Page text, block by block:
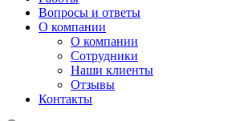
Вопросы и ответы
О компании
О компании
Сотрудники
Наши клиенты
Отзывы
Контакты